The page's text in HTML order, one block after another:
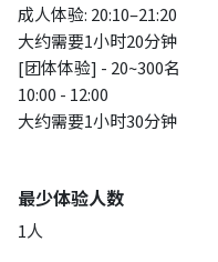
成人体验: 20:10–21:20
大约需要1小时20分钟
[团体体验] - 20~300名
10:00 - 12:00
大约需要1小时30分钟
最少体验人数
1人